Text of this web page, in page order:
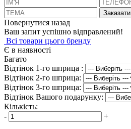
Заказати
Повернутися назад
Ваш запит успішно відправлений!
Всi товари цього бренду
Є в наявності
Багато
Відтінок 1-го шприца :
Відтінок 2-го шприца:
Відтінок 3-го шприца:
Відтінок Вашого подарунку:
Кількість:
-
+